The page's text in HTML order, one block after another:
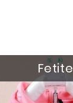
Fetite
Bluze